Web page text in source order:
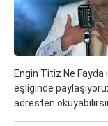
Engin Titiz Ne
eşliğinde
adresten